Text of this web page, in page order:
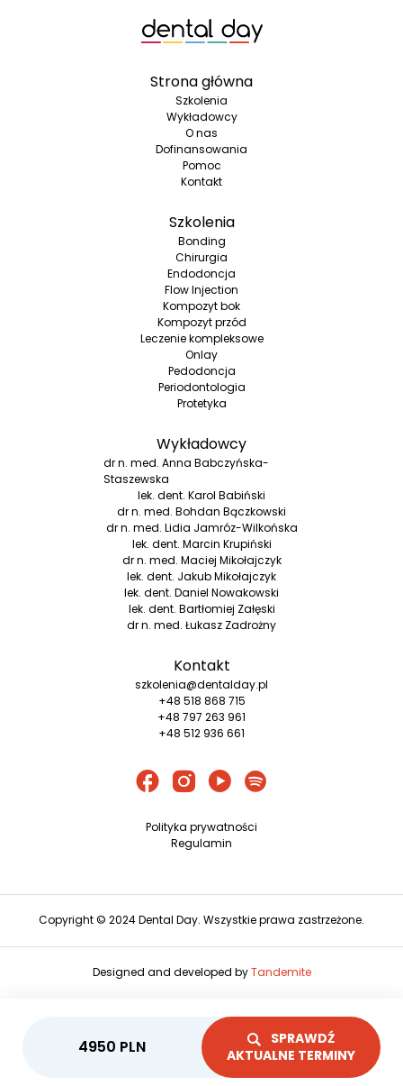
4950 PLN
SPRAWDŹ
AKTUALNE TERMINY
Strona główna
Szkolenia
Wykładowcy
O nas
Dofinansowania
Pomoc
Kontakt
Szkolenia
Bonding
Chirurgia
Endodoncja
Flow Injection
Kompozyt bok
Kompozyt przód
Leczenie kompleksowe
Onlay
Pedodoncja
Periodontologia
Protetyka
Wykładowcy
dr n. med. Anna Babczyńska-
Staszewska
lek. dent. Karol Babiński
dr n. med. Bohdan Bączkowski
dr n. med. Lidia Jamróz-Wilkońska
lek. dent. Marcin Krupiński
dr n. med. Maciej Mikołajczyk
lek. dent. Jakub Mikołajczyk
lek. dent. Daniel Nowakowski
lek. dent. Bartłomiej Załęski
dr n. med. Łukasz Zadrożny
Kontakt
szkolenia@dentalday.pl
+48 518 868 715
+48 797 263 961
+48 512 936 661
Polityka prywatności
Regulamin
Copyright © 2024 Dental Day. Wszystkie prawa zastrzeżone.
Designed and developed byTandemite